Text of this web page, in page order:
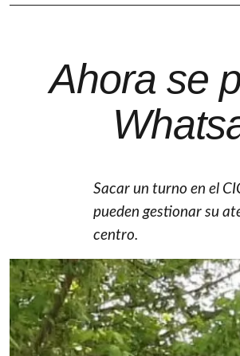
Ahora se
Sacar un turno en el
pueden gestionar su
centro.